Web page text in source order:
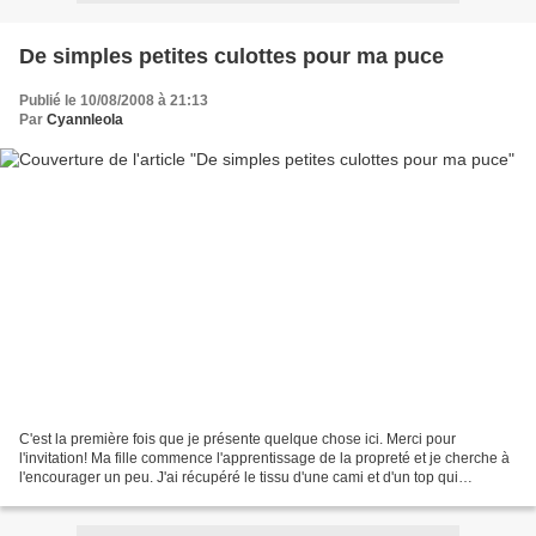
De simples petites culottes pour ma puce
Publié le 10/08/2008 à 21:13
Par Cyannleola
C'est la première fois que je présente quelque chose ici. Merci pour
l'invitation! Ma fille commence l'apprentissage de la propreté et je cherche à
l'encourager un peu. J'ai récupéré le tissu d'une cami et d'un top qui